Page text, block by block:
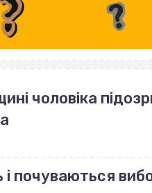
чоловіка
почуваються